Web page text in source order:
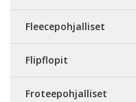
Fleecepohjalliset
Flipflopit
Froteepohjalliset